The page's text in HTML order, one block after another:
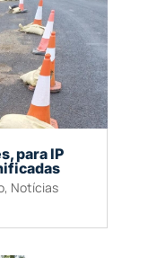
para IP
, Notícias